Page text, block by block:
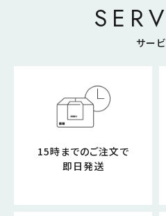
サー
15時までのご注文で
即日発送